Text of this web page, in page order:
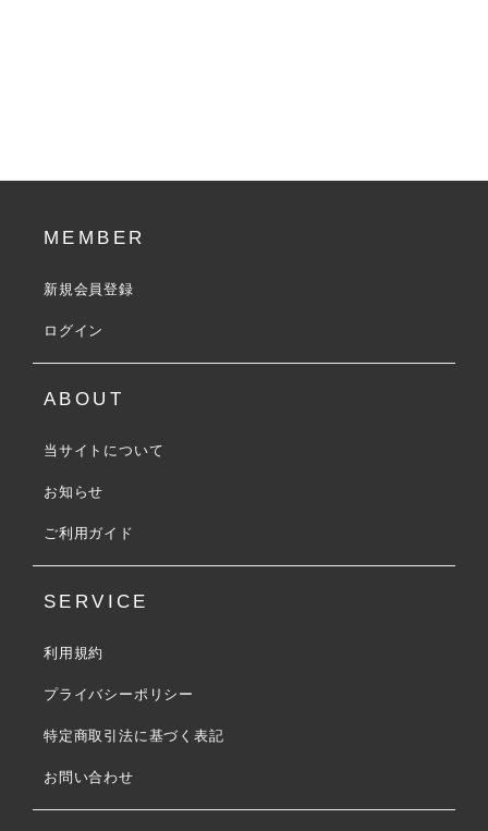
MEMBER
新規会員登録
ログイン
ABOUT
当サイトについて
お知らせ
ご利用ガイド
SERVICE
利用規約
プライバシーポリシー
特定商取引法に基づく表記
お問い合わせ